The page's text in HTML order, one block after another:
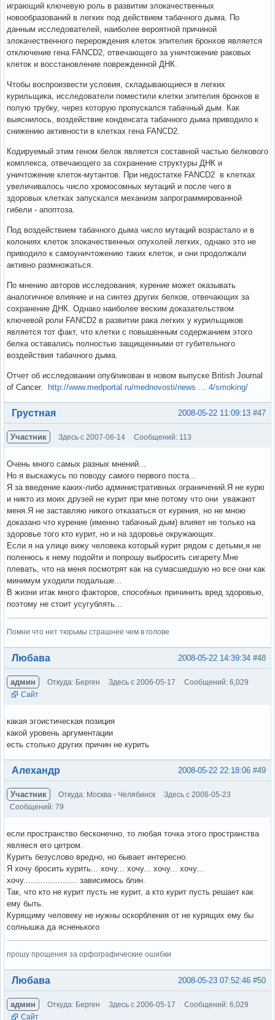
играющий ключевую роль в развитии злокачественных
новообразований в легких под действием табачного дыма. По
данным исследователей, наиболее вероятной причиной
злокачественного перерождения клеток эпителия бронхов является
отключение гена FANCD2, отвечающего за уничтожение раковых
клеток и восстановление поврежденной ДНК.
Чтобы воспроизвести условия, складывающиеся в легких
курильщика, исследователи поместили клетки эпителия бронхов в
полую трубку, через которую пропускался табачный дым. Как
выяснилось, воздействие конденсата табачного дыма приводило к
снижению активности в клетках гена FANCD2.
Кодируемый этим геном белок является составной частью белкового
комплекса, отвечающего за сохранение структуры ДНК и
уничтожение клеток-мутантов. При недостатке FANCD2 в клетках
увеличивалось число хромосомных мутаций и после чего в
здоровых клетках запускался механизм запрограммированной
гибели - апоптоза.
Под воздействием табачного дыма число мутаций возрастало и в
колониях клеток злокачественных опухолей легких, однако это не
приводило к самоуничтожению таких клеток, и они продолжали
активно размножаться.
По мнению авторов исследования, курение может оказывать
аналогичное влияние и на синтез других белков, отвечающих за
сохранение ДНК. Однако наиболее веским доказательством
ключевой роли FANCD2 в развитии рака легких у курильщиков
является тот факт, что клетки с повышенным содержанием этого
белка оставались полностью защищенными от губительного
воздействия табачного дыма.
Отчет об исследовании опубликован в новом выпуске British Journal
of Cancer. http://www.medportal.ru/mednovosti/news … 4/smoking/
Вне форума #47
2008-05-22 11:09:13
Грустная
Участник Здесь с 2007-06-14 Сообщений: 113
Очень много самых разных мнений...
Но я выскажусь по поводу самого первого поста...
Я за введение каких-либо административных ограничений.Я не курю
и никто из моих друзей не курит при мне потому что они уважают
меня.Я не заставляю никого отказаться от курения, но не мною
доказано что курение (именно табачный дым) влияет не только на
здоровье того кто курит, но и на здоровье окружающих.
Если я на улице вижу человека который курит рядом с детьми,я не
поленюсь к нему подойти и попрошу выбросить сигарету.Мне
плевать, что на меня посмотрят как на сумасшедшую но все они как
минимум уходили подальше...
В жизни итак много факторов, способных причинить вред здоровью,
поэтому не стоит усугублять...
Помни что нет тюрьмы страшнее чем в голове
Вне форума #48
2008-05-22 14:39:34
Любава
админ Откуда: Берген Здесь с 2006-05-17
Сообщений: 6,029
Сайт
какая эгоистическая позиция
какой уровень аргументации
есть столько других причин не курить
Вне форума #49
2008-05-22 22:18:06
Алехандр
Участник Откуда: Москва - Челябинск
Здесь с 2006-05-23
Сообщений: 79
если пространство бесконечно, то любая точка этого пространства
являеся его цетром.
Курить безуслово вредно, но бывает интересно.
Я хочу бросить курить... хочу... хочу... хочу... хочу...
хочу...................... зависимось блин.
Так, что кто не курит пусть не курит, а кто курит пусть решает как
ему быть.
Курящиму человеку не нужны оскорбления от не курящих ему бы
солнышка да ясненького
прошу прощения за орфографические ошибки
Вне форума #50
2008-05-23 07:52:46
Любава
админ Откуда: Берген Здесь с 2006-05-17
Сообщений: 6,029
Сайт